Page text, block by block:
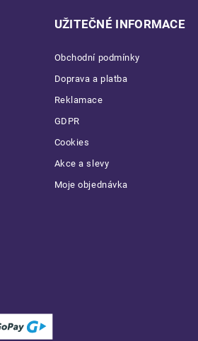
UŽITEČNÉ INFORMACE
Obchodní podmínky
Doprava a platba
Reklamace
GDPR
Cookies
Akce a slevy
Moje objednávka